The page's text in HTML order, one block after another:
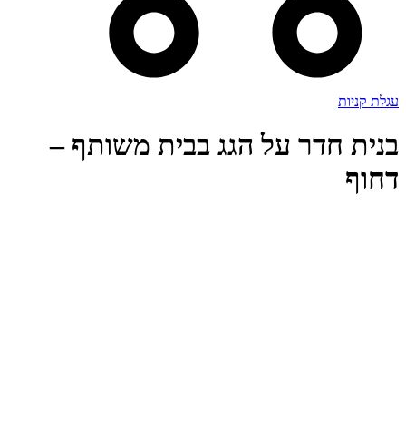
עגלת קניות
בנית חדר על הגג בבית משותף –
דחוף